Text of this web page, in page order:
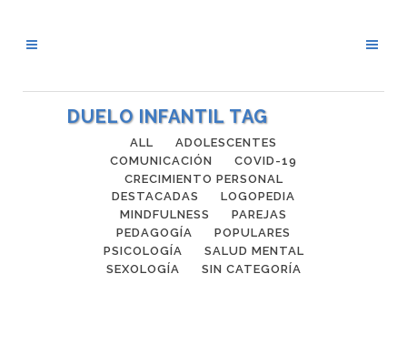
DUELO INFANTIL TAG
ALL
ADOLESCENTES
COMUNICACIÓN
COVID-19
CRECIMIENTO PERSONAL
DESTACADAS
LOGOPEDIA
MINDFULNESS
PAREJAS
PEDAGOGÍA
POPULARES
PSICOLOGÍA
SALUD MENTAL
SEXOLOGÍA
SIN CATEGORÍA